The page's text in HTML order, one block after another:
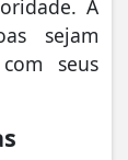
A
sejam
seus